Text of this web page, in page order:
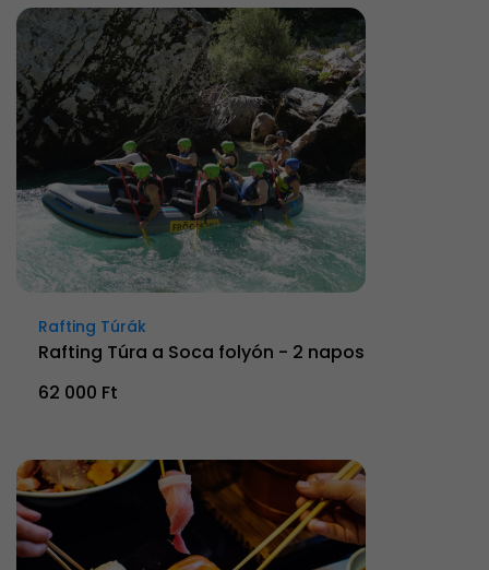
Rafting Túrák
Rafting Túra a Soca folyón - 2 napos
62 000 Ft